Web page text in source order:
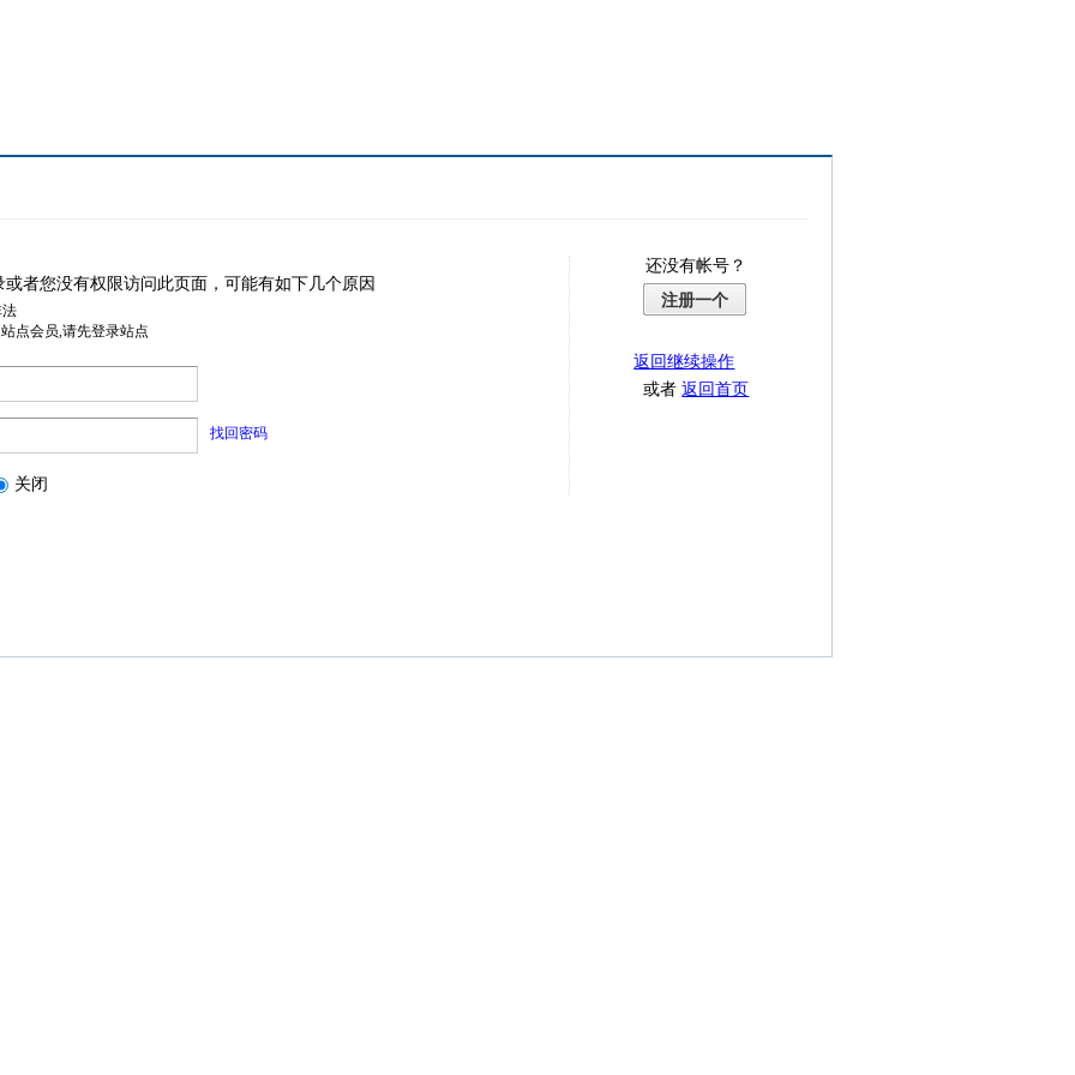
或者您没有权限访问此页面，可能有如下几个原因
点会员,请先登录站点
找回密码
关闭
还没有帐号？
注册一个
返回继续操作
或者返回首页